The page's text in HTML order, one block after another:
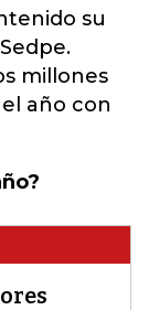
su
millones
año con